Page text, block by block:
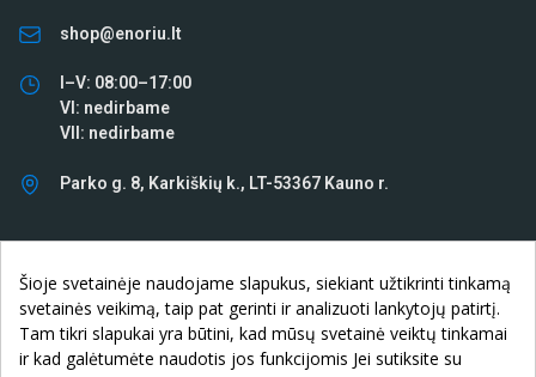
shop@enoriu.lt
I–V: 08:00–17:00
VI: nedirbame
VII: nedirbame
Parko g. 8, Karkiškių k., LT-53367 Kauno r.
KLIENTAMS 
Šioje svetainėje naudojame slapukus, siekiant užtikrinti tinkamą
svetainės veikimą, taip pat gerinti ir analizuoti lankytojų patirtį.
Tam tikri slapukai yra būtini, kad mūsų svetainė veiktų tinkamai
ir kad galėtumėte naudotis jos funkcijomis Jei sutiksite su